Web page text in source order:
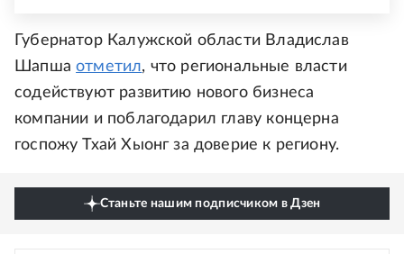
Губернатор Калужской области Владислав
Шапшаотметил, что региональные власти
содействуют развитию нового бизнеса
компании и поблагодарил главу концерна
госпожу Тхай Хыонг за доверие к региону.
Станьте нашим подписчиком в Дзен